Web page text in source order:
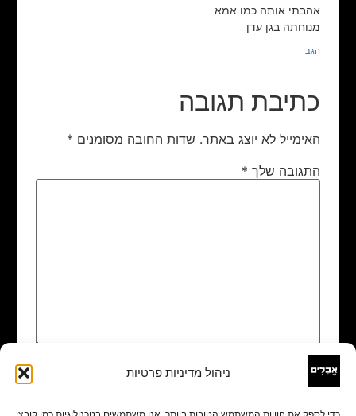
ניהול מדיניות פרטיות
אהבתי אותה כמו אמא
מנוחתה בגן עדן
הגב
כתיבת תגובה
האימייל לא יוצג באתר. שדות החובה מסומנים *
התגובה שלך *
שם